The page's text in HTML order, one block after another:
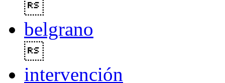
belgrano
intervención